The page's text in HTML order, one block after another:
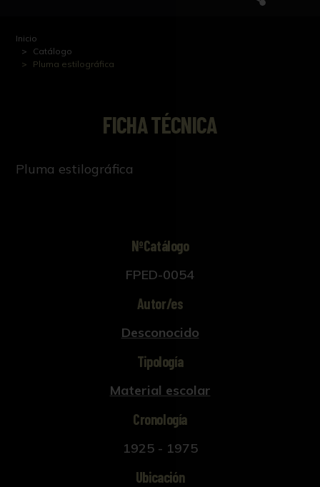
Inicio
Catálogo
Pluma estilográfica
FICHA TÉCNICA
Pluma estilográfica
NºCatálogo
FPED-0054
Autor/es
Desconocido
Tipología
Material escolar
Cronología
1925 - 1975
Ubicación